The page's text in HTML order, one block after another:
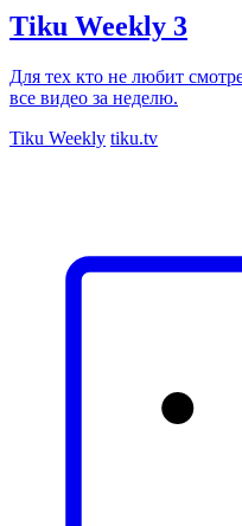
Tiku Weekly 3
Для тех кто не любит
все видео за неделю.
Tiku Weekly tiku.tv